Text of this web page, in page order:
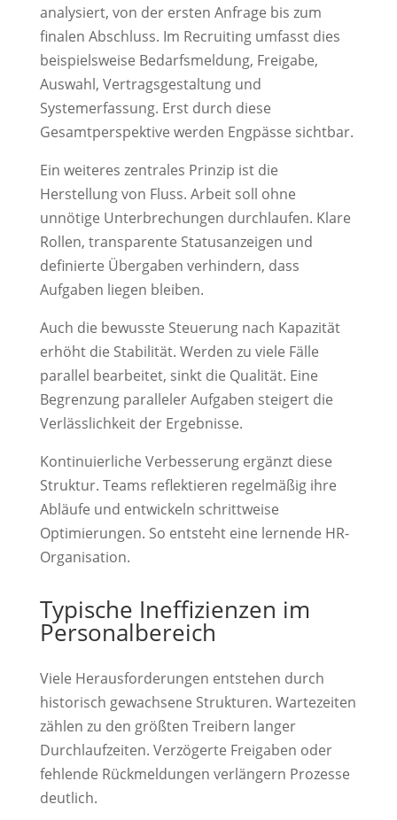
analysiert, von der ersten Anfrage bis zum
finalen Abschluss. Im Recruiting umfasst dies
beispielsweise Bedarfsmeldung, Freigabe,
Auswahl, Vertragsgestaltung und
Systemerfassung. Erst durch diese
Gesamtperspektive werden Engpässe sichtbar.
Ein weiteres zentrales Prinzip ist die
Herstellung von Fluss. Arbeit soll ohne
unnötige Unterbrechungen durchlaufen. Klare
Rollen, transparente Statusanzeigen und
definierte Übergaben verhindern, dass
Aufgaben liegen bleiben.
Auch die bewusste Steuerung nach Kapazität
erhöht die Stabilität. Werden zu viele Fälle
parallel bearbeitet, sinkt die Qualität. Eine
Begrenzung paralleler Aufgaben steigert die
Verlässlichkeit der Ergebnisse.
Kontinuierliche Verbesserung ergänzt diese
Struktur. Teams reflektieren regelmäßig ihre
Abläufe und entwickeln schrittweise
Optimierungen. So entsteht eine lernende HR-
Organisation.
Typische Ineffizienzen im
Personalbereich
Viele Herausforderungen entstehen durch
historisch gewachsene Strukturen. Wartezeiten
zählen zu den größten Treibern langer
Durchlaufzeiten. Verzögerte Freigaben oder
fehlende Rückmeldungen verlängern Prozesse
deutlich.